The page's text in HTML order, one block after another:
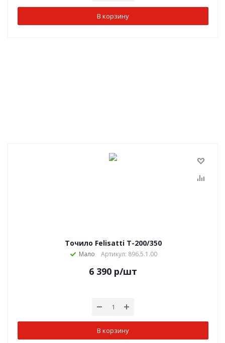
В корзину
Точило Felisatti Т-200/350
Мало Артикул: 896.5.1.00
6 390 р/шт
В корзину